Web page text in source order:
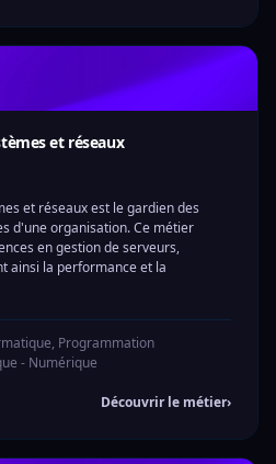
et réseaux
et réseaux est le gardien des
d'une organisation. Ce métier
en gestion de serveurs,
ainsi la performance et la
Programmation
- Numérique
Découvrir le métier›